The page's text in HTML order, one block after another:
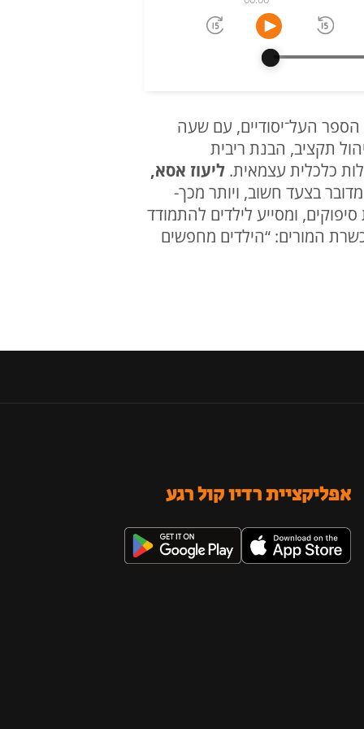
הספר העל־יסודיים, עם שעה
תקציב, הבנת ריבית
כלכלית עצמאית. ליעוז אסא,
בצעד חשוב, ויותר מכך-
ומסייע לילדים להתמודד
המורים: “הילדים מחפשים
אפליקציית רדיו קול רגע